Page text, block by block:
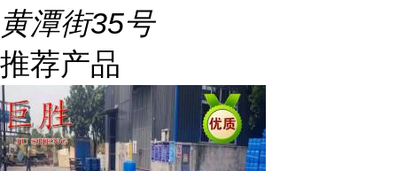
黄潭街35号
推荐产品